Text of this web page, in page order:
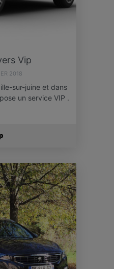
Vip
2018
sur-juine et dans
un service VIP .